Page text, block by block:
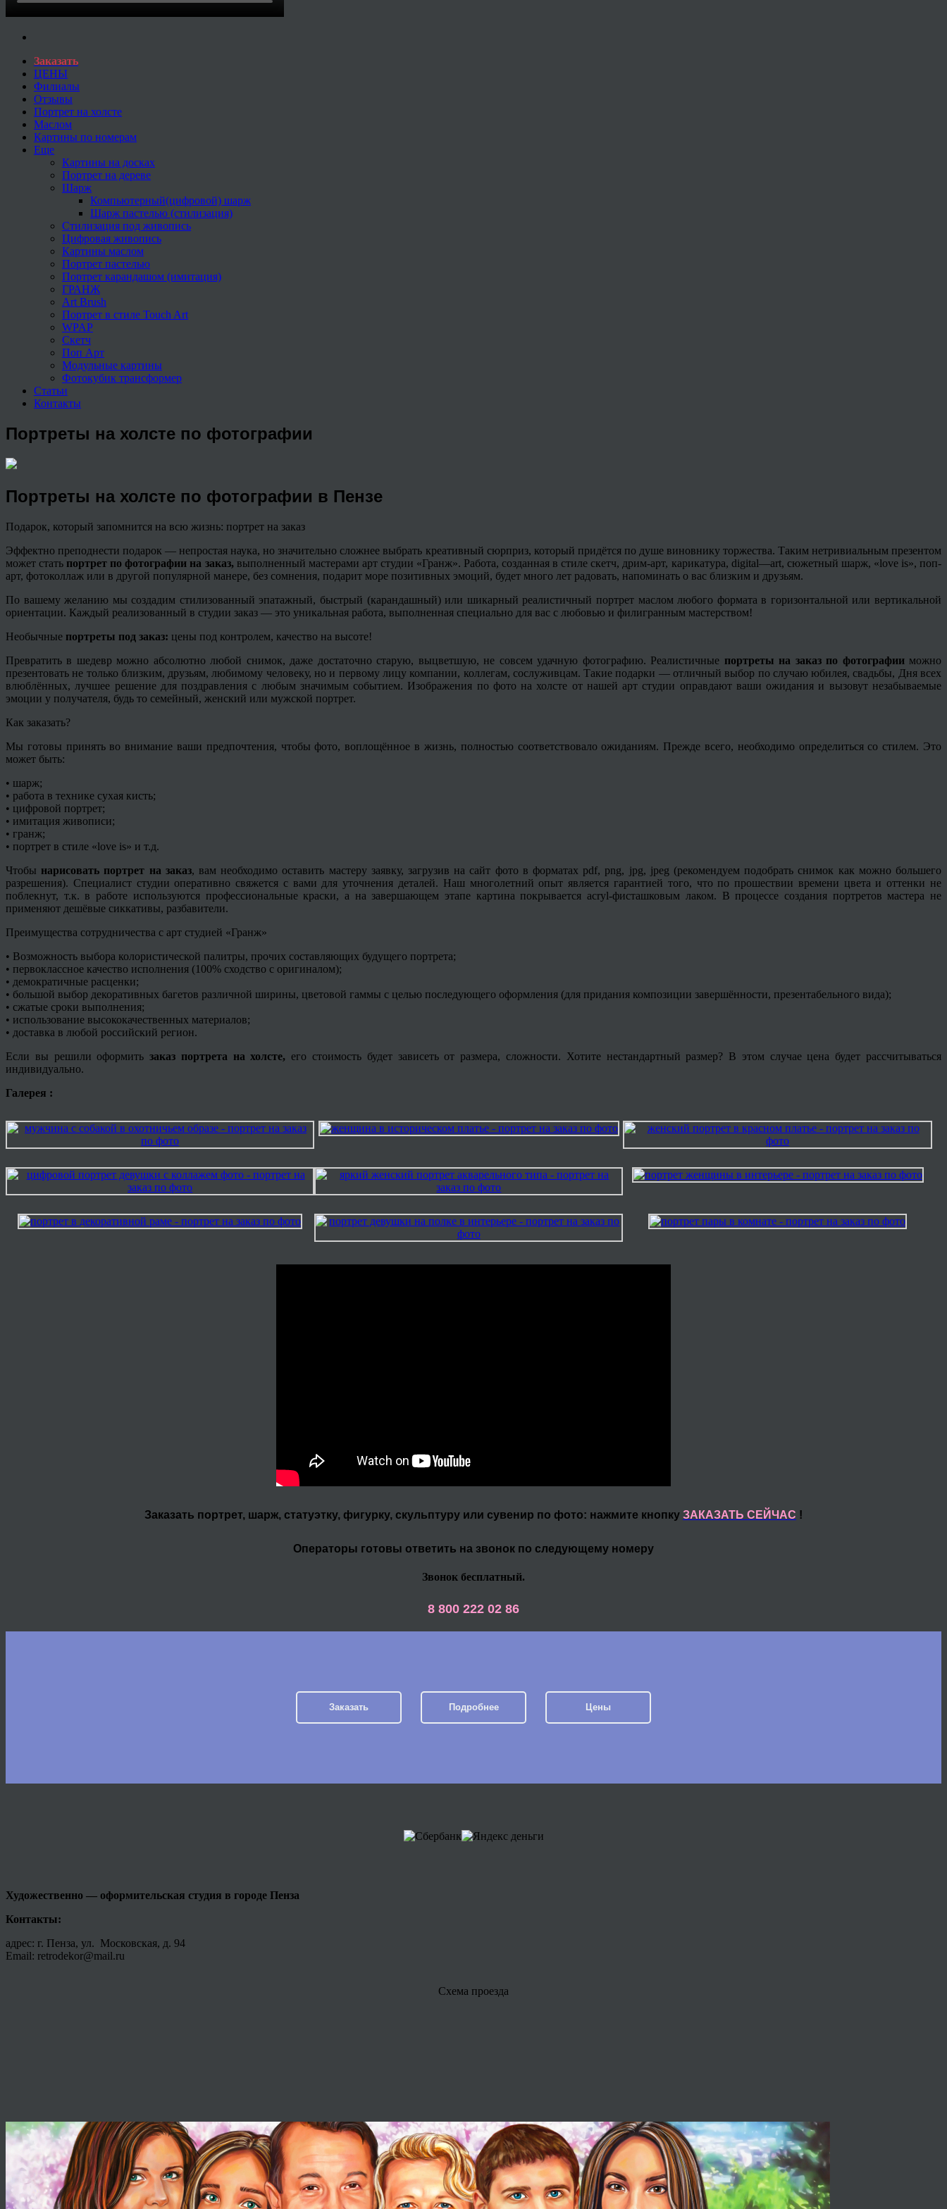
Заказать
ЦЕНЫ
Филиалы
Отзывы
Портрет на холсте
Маслом
Картины по номерам
Еще
Картины на досках
Портрет на дереве
Шарж
Компьютерный(цифровой) шарж
Шарж пастелью (стилизация)
Стилизация под живопись
Цифровая живопись
Картины маслом
Портрет пастелью
Портрет карандашом (имитация)
ГРАНЖ
Art Brush
Портрет в стиле Touch Art
WPAP
Скетч
Поп Арт
Модульные картины
Фотокубик трансформер
Статьи
Контакты
Портреты на холсте по фотографии
Портреты на холсте по фотографии в Пензе
Подарок, который запомнится на всю жизнь: портрет на заказ
Эффектно преподнести подарок — непростая наука, но значительно сложнее выбрать креативный сюрприз, который придётся по душе виновнику торжества. Таким нетривиальным презентом
может стать портрет по фотографии на заказ, выполненный мастерами арт студии «Гранж». Работа, созданная в стиле скетч, дрим-арт, карикатура, digital—art, сюжетный шарж, «loveis», поп-
арт, фотоколлаж или в другой популярной манере, без сомнения, подарит море позитивных эмоций, будет много лет радовать, напоминать о вас близким и друзьям.
По вашему желанию мы создадим стилизованный эпатажный, быстрый (карандашный) или шикарный реалистичный портрет маслом любого формата в горизонтальной или вертикальной
ориентации. Каждый реализованный в студии заказ — это уникальная работа, выполненная специально для вас с любовью и филигранным мастерством!
Необычные портреты под заказ: цены под контролем, качество на высоте!
Превратить в шедевр можно абсолютно любой снимок, даже достаточно старую, выцветшую, не совсем удачную фотографию. Реалистичные портреты на заказ по фотографииможно
презентовать не только близким, друзьям, любимому человеку, но и первому лицу компании, коллегам, сослуживцам. Такие подарки — отличный выбор по случаю юбилея, свадьбы, Дня всех
влюблённых, лучшее решение для поздравления с любым значимым событием. Изображения по фото на холсте от нашей арт студии оправдают ваши ожидания и вызовут незабываемые
эмоции у получателя, будь то семейный, женский или мужской портрет.
Как заказать?
Мы готовы принять во внимание ваши предпочтения, чтобы фото, воплощённое в жизнь, полностью соответствовало ожиданиям. Прежде всего, необходимо определиться со стилем. Это
может быть:
• шарж;
• работа в технике сухая кисть;
• цифровой портрет;
• имитация живописи;
• гранж;
• портрет в стиле «love is» и т.д.
Чтобы нарисовать портрет на заказ, вам необходимо оставить мастеру заявку, загрузив на сайт фото в форматах pdf, png, jpg, jpeg (рекомендуем подобрать снимок как можно большего
разрешения). Специалист студии оперативно свяжется с вами для уточнения деталей. Наш многолетний опыт является гарантией того, что по прошествии времени цвета и оттенки не
поблекнут, т.к. в работе используются профессиональные краски, а на завершающем этапе картина покрываетсяacryl-фисташковым лаком. В процессе создания портретов мастера не
применяют дешёвые сиккативы, разбавители.
Преимущества сотрудничества с арт студией «Гранж»
• Возможность выбора колористической палитры, прочих составляющих будущего портрета;
• первоклассное качество исполнения (100% сходство с оригиналом);
• демократичные расценки;
• большой выбор декоративных багетов различной ширины, цветовой гаммы с целью последующего оформления (для придания композиции завершённости, презентабельного вида);
• сжатые сроки выполнения;
• использование высококачественных материалов;
• доставка в любой российский регион.
Если вы решили оформитьзаказ портрета на холсте, его стоимость будет зависеть от размера, сложности. Хотите нестандартный размер? В этом случае цена будет рассчитываться
индивидуально.
Галерея :
Заказать портрет, шарж, статуэтку, фигурку, скульптуру или сувенир по фото: нажмите кнопку ЗАКАЗАТЬ СЕЙЧАС !
Операторы готовы ответить на звонок по следующему номеру
Звонок бесплатный.
8 800 222 02 86
Заказать Подробнее Цены
Художественно — оформительская студия в городе Пенза
Контакты:
адрес: г. Пенза, ул. Московская, д. 94
Email: retrodekor@mail.ru
Схема проезда